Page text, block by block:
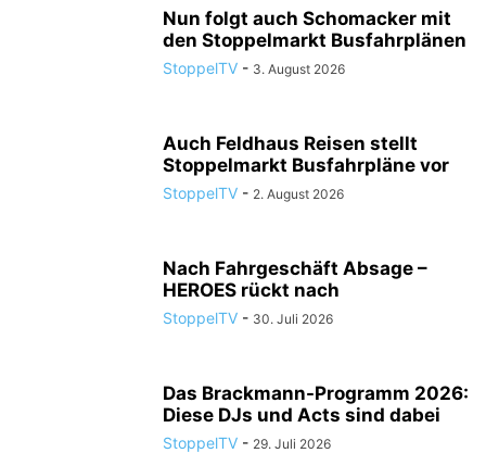
Nun folgt auch Schomacker mit
den Stoppelmarkt Busfahrplänen
StoppelTV - 3. August 2026
Auch Feldhaus Reisen stellt
Stoppelmarkt Busfahrpläne vor
StoppelTV - 2. August 2026
Nach Fahrgeschäft Absage –
HEROES rückt nach
StoppelTV - 30. Juli 2026
Das Brackmann-Programm 2026:
Diese DJs und Acts sind dabei
StoppelTV - 29. Juli 2026